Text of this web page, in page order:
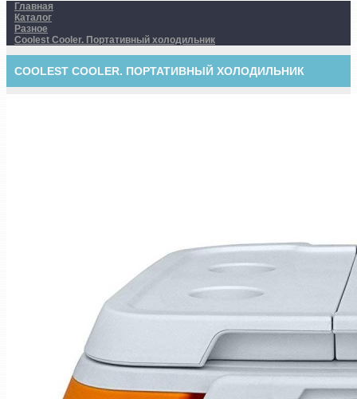
Главная
Каталог
Разное
Coolest Cooler. Портативный холодильник
COOLEST COOLER. ПОРТАТИВНЫЙ ХОЛОДИЛЬНИК